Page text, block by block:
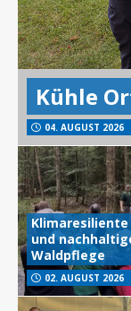
Kühle
04. AUGUST 2026
Klimaresiliente
und
Waldpflege
02. AUGUST 2026